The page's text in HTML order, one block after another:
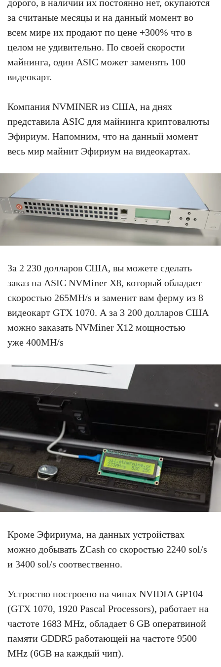
дорого, в наличии их постоянно нет, окупаются
за считаные месяцы и на данный момент во
всем мире их продают по цене +300% что в
целом не удивительно. По своей скорости
майнинга, один ASIC может заменять 100
видеокарт.
Компания NVMINER из США, на днях
представила ASIC для майнинга криптовалюты
Эфириум. Напомним, что на данный момент
весь мир майнит Эфириум на видеокартах.
За 2 230 долларов США, вы можете сделать
заказ на ASIC NVMiner X8, который обладает
скоростью 265MH/s и заменит вам ферму из 8
видеокарт GTX 1070. А за 3 200 долларов США
можно заказать NVMiner X12 мощностью
уже 400MH/s
Кроме Эфириума, на данных устройствах
можно добывать ZCash со скоростью 2240 sol/s
и 3400 sol/s соотвественно.
Устроство построено на чипах NVIDIA GP104
(GTX 1070, 1920 Pascal Processors), работает на
частоте 1683 MHz, обладает 6 GB оператвиной
памяти GDDR5 работающей на частоте 9500
MHz (6GB на каждый чип).